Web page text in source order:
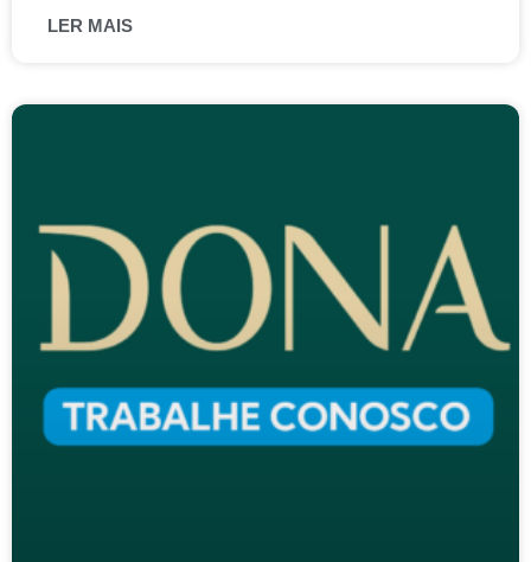
LER MAIS